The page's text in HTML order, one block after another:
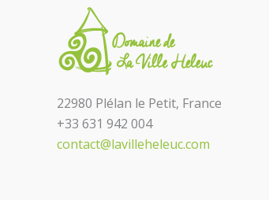
22980 Plélan le Petit, France
+33 631 942 004
contact@lavilleheleuc.com